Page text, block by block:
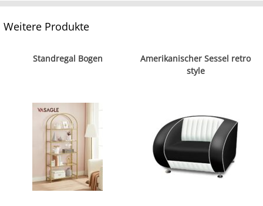
Weitere Produkte
Standregal Bogen
Amerikanischer Sessel retro
style